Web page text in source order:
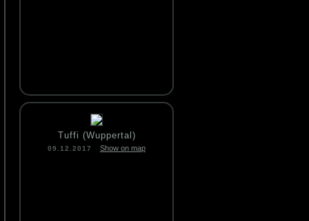
Tuffi (Wuppertal)
09.12.2017 Show on map